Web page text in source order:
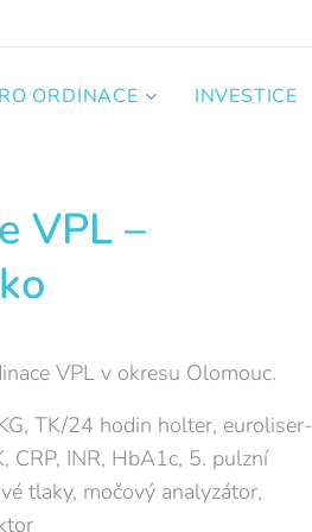
ORDINACE INVESTICE
VPL –
VPL v okresu Olomouc.
TK/24 hodin holter, euroliser-
CRP, INR, HbA1c, 5. pulzní
tlaky, močový analyzátor,